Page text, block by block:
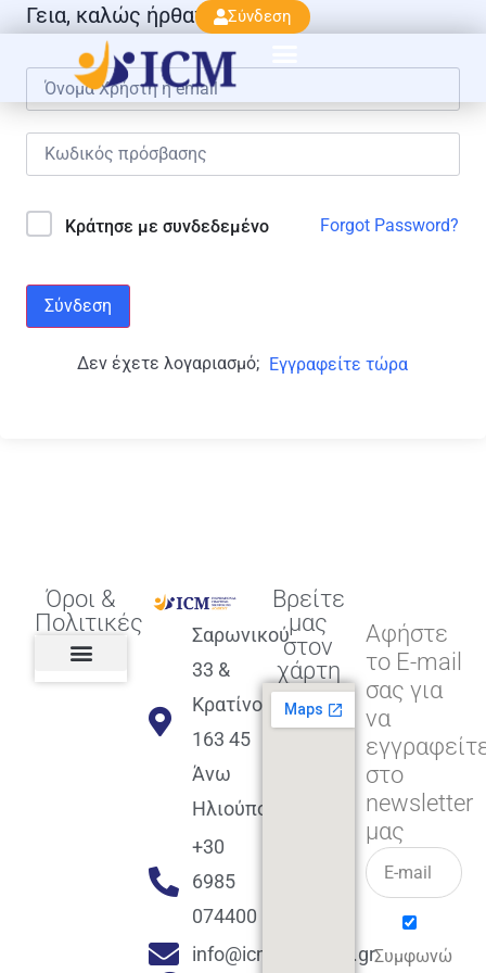
Σύνδεση
Γεια, καλώς ήρθατε πάλι!
Κράτησε με συνδεδεμένο Forgot Password?
Σύνδεση
Δεν έχετε λογαριασμό; Εγγραφείτε τώρα
Όροι &
Πολιτικές
Σαρωνικού
33 &
Κρατίνου
163 45
Άνω
Ηλιούπολη
+30
6985
074400
info@icmacademy.gr
Βρείτε
μας
στον
χάρτη
Αφήστε
το E-mail
σας για
να
στο
newsletter
μας
Συμφωνώ